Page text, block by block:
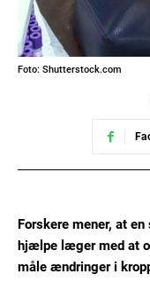
Foto: Shutterstock.com
Forskere mener, at
hjælpe læger med at
måle ændringer i